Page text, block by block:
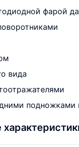
фарой
вида
подножками